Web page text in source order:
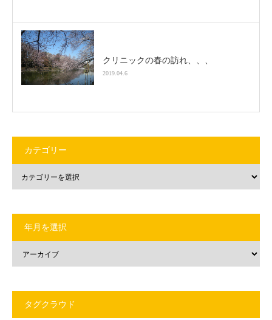
クリニックの春の訪れ、、、
2019.04.6
カテゴリー
年月を選択
タグクラウド